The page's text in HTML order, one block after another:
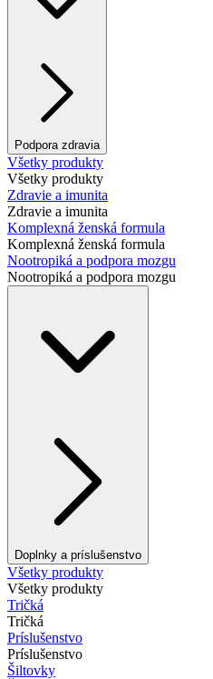
Podpora zdravia
Všetky produkty
Všetky produkty
Zdravie a imunita
Zdravie a imunita
Komplexná ženská formula
Komplexná ženská formula
Nootropiká a podpora mozgu
Nootropiká a podpora mozgu
Doplnky a príslušenstvo
Všetky produkty
Všetky produkty
Tričká
Tričká
Príslušenstvo
Príslušenstvo
Šiltovky